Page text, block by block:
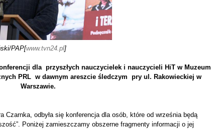
PAP[www.tvn24.pl]
dla przyszłych nauczycielek i nauczycieli HiT w Muzeum
PRL w dawnym areszcie śledczym pry ul. Rakowieckiej w
Warszawie.
Czarnka, odbyła się konferencja dla osób, które od września będą
Poniżej zamieszczamy obszerne fragmenty informacji o jej